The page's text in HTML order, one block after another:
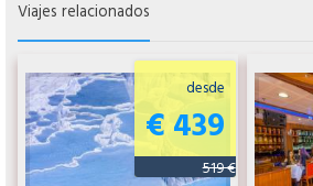
Viajes relacionados
desde
€ 439
519 €